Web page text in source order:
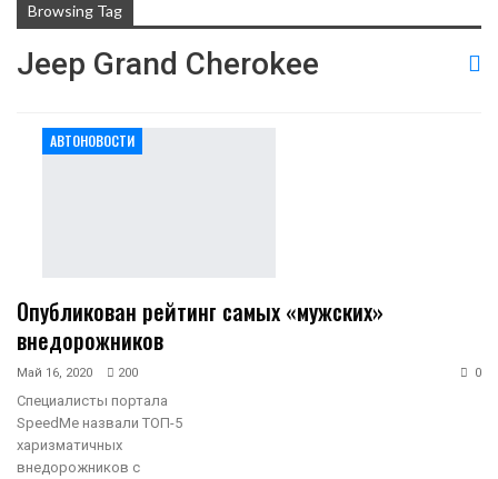
Browsing Tag
Jeep Grand Cherokee
АВТОНОВОСТИ
Опубликован рейтинг самых «мужских»
внедорожников
Май 16, 2020 200 0
Специалисты портала
SpeedMe назвали ТОП-5
харизматичных
внедорожников с